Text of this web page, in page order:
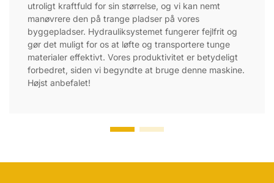
utroligt kraftfuld for sin størrelse, og vi kan nemt
manøvrere den på trange pladser på vores
byggepladser. Hydrauliksystemet fungerer fejlfrit og
gør det muligt for os at løfte og transportere tunge
materialer effektivt. Vores produktivitet er betydeligt
forbedret, siden vi begyndte at bruge denne maskine.
Højst anbefalet!